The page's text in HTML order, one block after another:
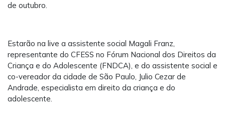
de outubro.
Estarão na live a assistente social Magali Franz,
representante do CFESS no Fórum Nacional dos Direitos da
Criança e do Adolescente (FNDCA), e do assistente social e
co-vereador da cidade de São Paulo, Julio Cezar de
Andrade, especialista em direito da criança e do
adolescente.